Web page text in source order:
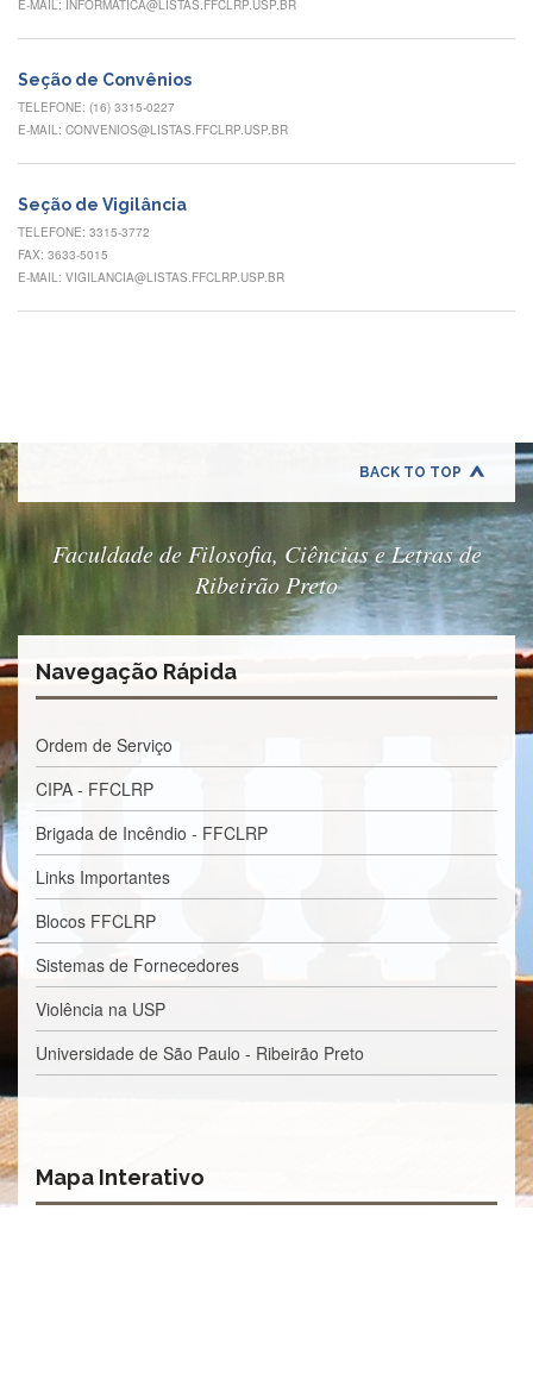
não
Reuniões
Conheça
Formulários
Contato
INTERNACIONALIZAÇÃO
Estudar
Exterior
Editais
Eleições
Concursos
Concursos
Processos
Seletivos
Licitações/Contratações
E-MAIL: INFORMATICA@LISTAS.FFCLRP.USP.BR
Seção de Convênios
TELEFONE: (16) 3315-0227
E-MAIL: CONVENIOS@LISTAS.FFCLRP.USP.BR
Seção de Vigilância
TELEFONE: 3315-3772
FAX: 3633-5015
E-MAIL: VIGILANCIA@LISTAS.FFCLRP.USP.BR
BACK TO TOP
Faculdade de Filosofia, Ciências e Letras de
Ribeirão Preto
Navegação Rápida
Ordem de Serviço
CIPA - FFCLRP
Brigada de Incêndio - FFCLRP
Links Importantes
Blocos FFCLRP
Sistemas de Fornecedores
Violência na USP
Universidade de São Paulo - Ribeirão Preto
Mapa Interativo